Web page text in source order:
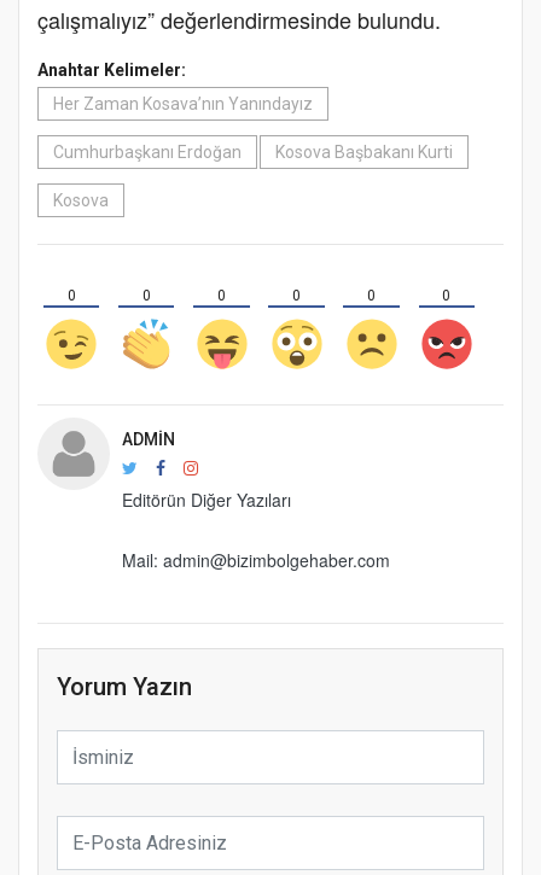
çalışmalıyız” değerlendirmesinde bulundu.
Anahtar Kelimeler:
Her Zaman Kosava’nın Yanındayız
Cumhurbaşkanı Erdoğan Kosova Başbakanı Kurti
Kosova
0 0 0 0 0 0
ADMIN
Editörün Diğer Yazıları
Mail: admin@bizimbolgehaber.com
Yorum Yazın